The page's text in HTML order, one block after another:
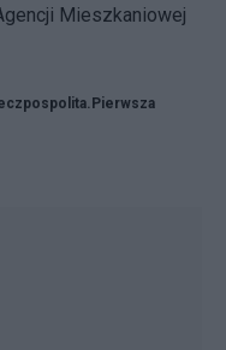
Mieszkaniowej